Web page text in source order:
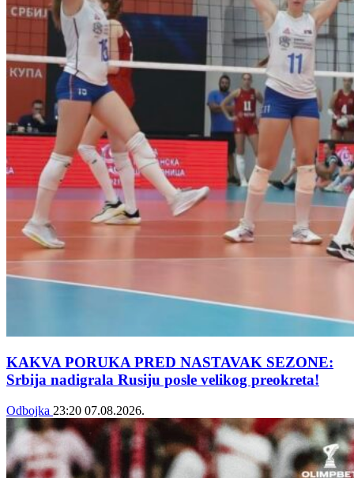
KAKVA PORUKA PRED NASTAVAK SEZONE:
Srbija nadigrala Rusiju posle velikog preokreta!
Odbojka 23:20 07.08.2026.